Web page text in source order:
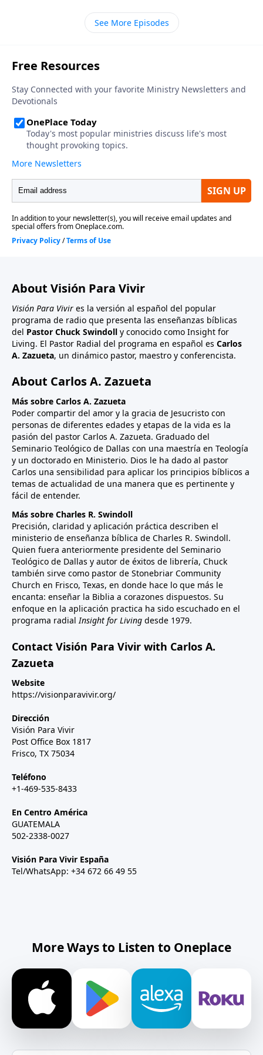
necesitamos tener la determinación de perforar
profundo. Eso requiere no solo la suficiente fe para
tras día, noche tras noche, y algunas veces en una
plataforma desolada. Una vida de excelencia surge,
no tanto por el «don» del potencial, sino por las
desventajas. . . eso es la determinación.
See More Episodes
About Visión Para Vivir
Visión Para Vivir es la versión al español del popular
programa de radio que presenta las enseñanzas bíblicas
del Pastor Chuck Swindoll y conocido como Insight for
Living. El Pastor Radial del programa en español es Carlos
A. Zazueta, un dinámico pastor, maestro y conferencista.
About Carlos A. Zazueta
Más sobre Carlos A. Zazueta
Poder compartir del amor y la gracia de Jesucristo con
personas de diferentes edades y etapas de la vida es la
pasión del pastor Carlos A. Zazueta. Graduado del
Seminario Teológico de Dallas con una maestría en Teología
y un doctorado en Ministerio. Dios le ha dado al pastor
Carlos una sensibilidad para aplicar los principios bíblicos a
temas de actualidad de una manera que es pertinente y
fácil de entender.
Más sobre Charles R. Swindoll
Precisión, claridad y aplicación práctica describen el
ministerio de enseñanza bíblica de Charles R. Swindoll.
Quien fuera anteriormente presidente del Seminario
Teológico de Dallas y autor de éxitos de librería, Chuck
también sirve como pastor de Stonebriar Community
Church en Frisco, Texas, en donde hace lo que más le
encanta: enseñar la Biblia a corazones dispuestos. Su
enfoque en la aplicación practica ha sido escuchado en el
programa radialInsight for Living desde 1979.
Contact Visión Para Vivir with Carlos A.
Zazueta
Website
https://visionparavivir.org/
Dirección
Visión Para Vivir
Post Office Box 1817
Frisco, TX 75034
Teléfono
+1-469-535-8433
En Centro América
GUATEMALA
502-2338-0027
Visión Para Vivir España
Tel/WhatsApp: +34 672 66 49 55
More Ways to Listen to Oneplace